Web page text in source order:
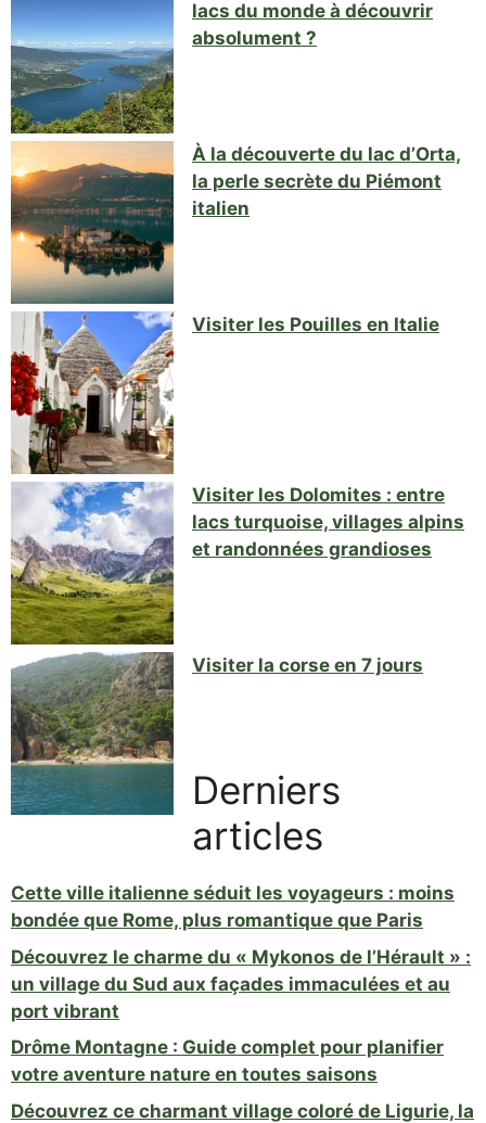
lacs du monde à découvrir
absolument ?
À la découverte du lac d’Orta,
la perle secrète du Piémont
italien
Visiter les Pouilles en Italie
Visiter les Dolomites : entre
lacs turquoise, villages alpins
et randonnées grandioses
Visiter la corse en 7 jours
Derniers
articles
Cette ville italienne séduit les voyageurs : moins
bondée que Rome, plus romantique que Paris
Découvrez le charme du « Mykonos de l’Hérault » :
un village du Sud aux façades immaculées et au
port vibrant
Drôme Montagne : Guide complet pour planifier
votre aventure nature en toutes saisons
Découvrez ce charmant village coloré de Ligurie, la